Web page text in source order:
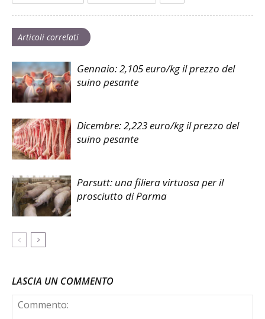
Articoli correlati
Gennaio: 2,105 euro/kg il prezzo del
suino pesante
Dicembre: 2,223 euro/kg il prezzo del
suino pesante
Parsutt: una filiera virtuosa per il
prosciutto di Parma
LASCIA UN COMMENTO